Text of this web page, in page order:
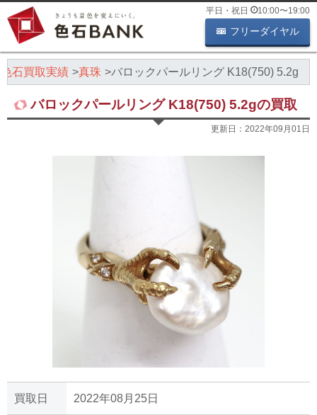
平日・祝日 10:00〜19:00
フリーダイヤル
色石買取実績 真珠 バロックパールリング K18(750) 5.2g
バロックパールリング K18(750) 5.2gの買取
更新日： 2022年09月01日
買取日 2022年08月25日